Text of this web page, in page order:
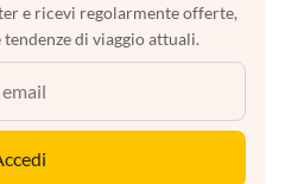
e ricevi regolarmente offerte,
di viaggio attuali.